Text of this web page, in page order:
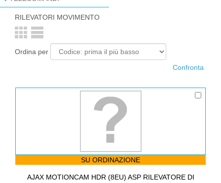
RILEVATORI MOVIMENTO
Ordina per
SU ORDINAZIONE
AJAX MOTIONCAM HDR (8EU) ASP RILEVATORE DI